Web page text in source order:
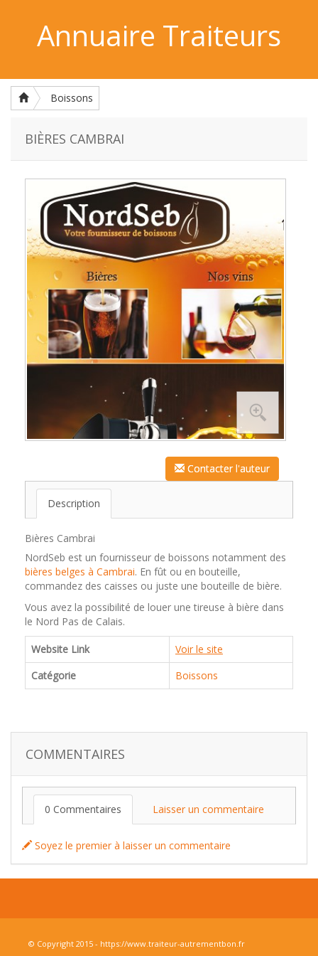
Annuaire Traiteurs
Boissons
BIÈRES CAMBRAI
Contacter l'auteur
Description
Bières Cambrai
NordSeb est un fournisseur de boissons notamment des
bières belges à Cambrai. En fût ou en bouteille,
commandez des caisses ou juste une bouteille de bière.
Vous avez la possibilité de louer une tireuse à bière dans
le Nord Pas de Calais.
Website Link
Voir le site
Catégorie
Boissons
COMMENTAIRES
0 Commentaires Laisser un commentaire
Soyez le premier à laisser un commentaire
© Copyright 2015 - https://www.traiteur-autrementbon.fr